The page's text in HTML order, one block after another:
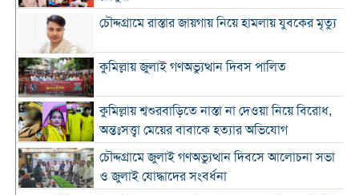
চৌদ্দগ্রামে রাস্তার জায়গায় নিয়ে হামলায় যুবকের মৃত্যু
কুমিল্লায় জুলাই গণঅভ্যুত্থান দিবস পালিত
কুমিল্লায় শ্বশুরবাড়িতে নাস্তা না দেওয়া নিয়ে বিরোধ,
অন্তঃসত্ত্বা মেয়ের বাবাকে হত্যার অভিযোগ
চৌদ্দগ্রামে জুলাই গণঅভ্যুত্থান দিবসে আলোচনা সভা
ও জুলাই যোদ্ধাদের সংবর্ধনা